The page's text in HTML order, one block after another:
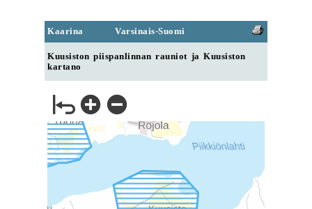
Kaarina Varsinais-Suomi
Kuusiston piispanlinnan rauniot ja Kuusiston
kartano